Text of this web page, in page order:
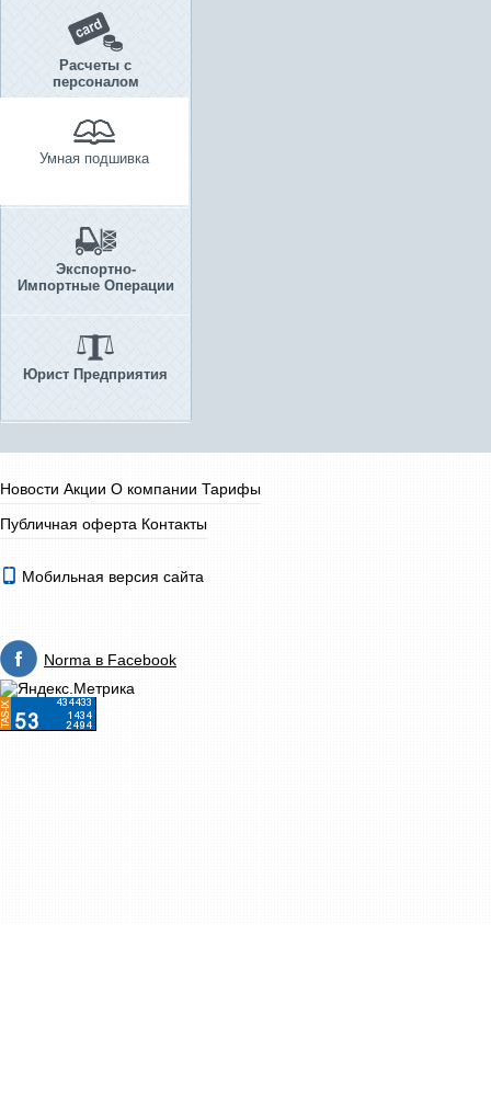
Расчеты с
персоналом
Умная подшивка
Экспортно-
Импортные Операции
Юрист Предприятия
Новости Акции О компании Тарифы
Публичная оферта Контакты
Мобильная версия сайта
Norma в Facebook